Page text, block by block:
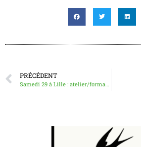
PRÉCÉDENT
Samedi 29 à Lille : atelier/formation sur le volet « logement » de notre programme municipaliste libertaire